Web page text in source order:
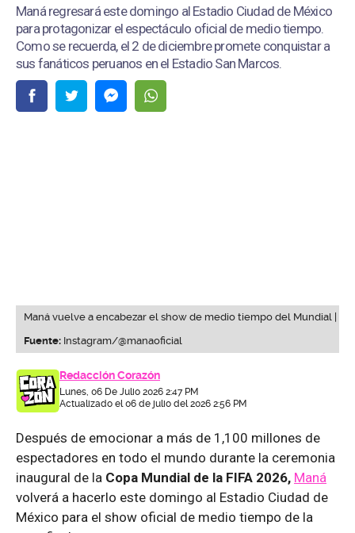
Maná regresará este domingo al Estadio Ciudad de México
para protagonizar el espectáculo oficial de medio tiempo.
Como se recuerda, el 2 de diciembre promete conquistar a
sus fanáticos peruanos en el Estadio San Marcos.
Maná vuelve a encabezar el show de medio tiempo del Mundial |
Fuente: Instagram/@manaoficial
Redacción Corazón
Lunes, 06 De Julio 2026 2:47 PM
Actualizado el 06 de julio del 2026 2:56 PM
Después de emocionar a más de 1,100 millones de
espectadores en todo el mundo durante la ceremonia
inaugural de la Copa Mundial de la FIFA 2026, Maná
volverá a hacerlo este domingo al Estadio Ciudad de
México para el show oficial de medio tiempo de la